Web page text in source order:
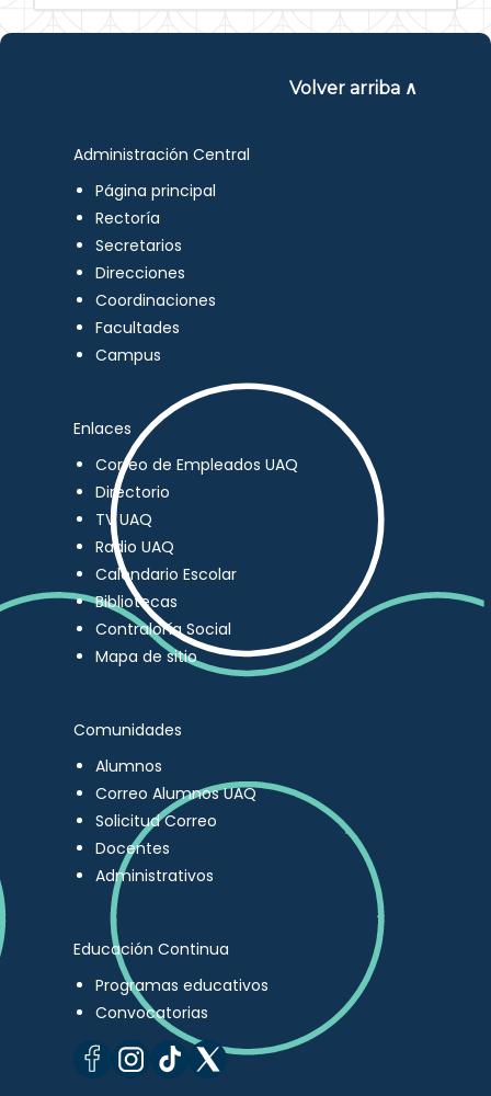
Volver arriba ∧
Administración Central
Página principal
Rectoría
Secretarios
Direcciones
Coordinaciones
Facultades
Campus
Enlaces
Correo de Empleados UAQ
Directorio
TV UAQ
Radio UAQ
Calendario Escolar
Bibliotecas
Contraloría Social
Mapa de sitio
Comunidades
Alumnos
Correo Alumnos UAQ
Solicitud Correo
Docentes
Administrativos
Educación Continua
Programas educativos
Convocatorias